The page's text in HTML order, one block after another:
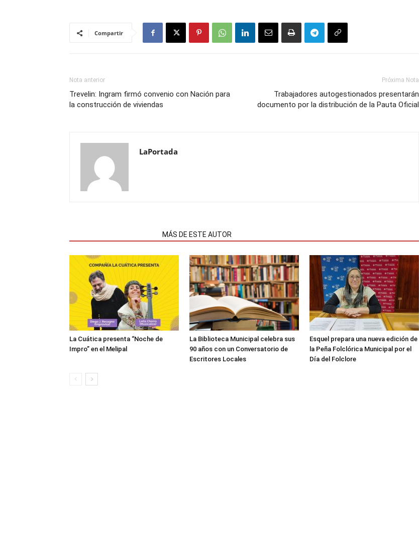
Compartir
Nota anterior
Trevelin: Ingram firmó convenio con Nación para
la construcción de viviendas
Próxima Nota
Trabajadores autogestionados presentarán
documento por la distribución de la Pauta Oficial
LaPortada
MÁS DE ESTE AUTOR
La Cuática presenta “Noche de
Impro” en el Melipal
La Biblioteca Municipal celebra sus
90 años con un Conversatorio de
Escritores Locales
Esquel prepara una nueva edición de
la Peña Folclórica Municipal por el
Día del Folclore